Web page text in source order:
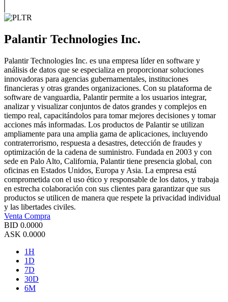
Palantir Technologies Inc.
Palantir Technologies Inc. es una empresa líder en software y
análisis de datos que se especializa en proporcionar soluciones
innovadoras para agencias gubernamentales, instituciones
financieras y otras grandes organizaciones. Con su plataforma de
software de vanguardia, Palantir permite a los usuarios integrar,
analizar y visualizar conjuntos de datos grandes y complejos en
tiempo real, capacitándolos para tomar mejores decisiones y tomar
acciones más informadas. Los productos de Palantir se utilizan
ampliamente para una amplia gama de aplicaciones, incluyendo
contraterrorismo, respuesta a desastres, detección de fraudes y
optimización de la cadena de suministro. Fundada en 2003 y con
sede en Palo Alto, California, Palantir tiene presencia global, con
oficinas en Estados Unidos, Europa y Asia. La empresa está
comprometida con el uso ético y responsable de los datos, y trabaja
en estrecha colaboración con sus clientes para garantizar que sus
productos se utilicen de manera que respete la privacidad individual
y las libertades civiles.
Venta Compra
BID 0.0000
ASK 0.0000
1H
1D
7D
30D
6M